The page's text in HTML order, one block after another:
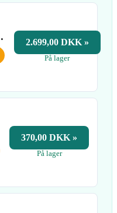
2.699,00 DKK »
På lager
370,00 DKK »
På lager